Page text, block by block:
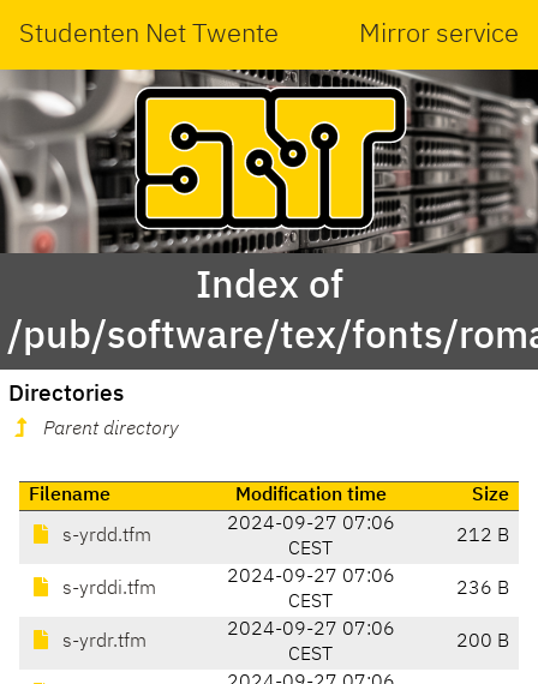
Studenten Net Twente Mirror service
Index of
/pub/software/tex/fonts/
Directories
Parent directory
Filename Modification time Size
s-yrdd.tfm
2024-09-27 07:06
CEST
212 B
s-yrddi.tfm
2024-09-27 07:06
CEST
236 B
s-yrdr.tfm
2024-09-27 07:06
CEST
200 B